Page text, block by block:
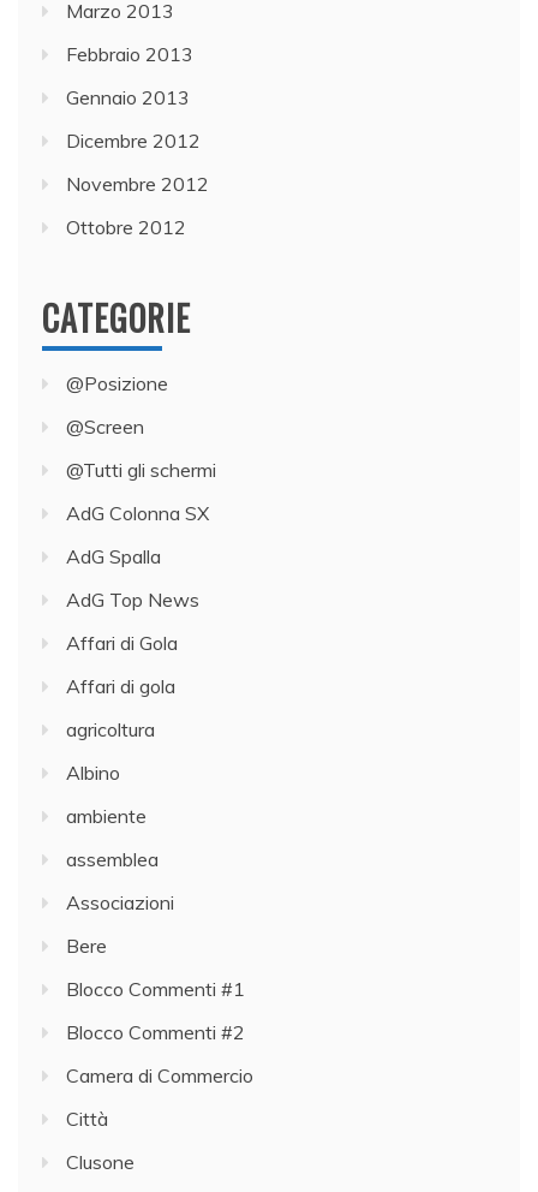
Marzo 2013
Febbraio 2013
Gennaio 2013
Dicembre 2012
Novembre 2012
Ottobre 2012
CATEGORIE
@Posizione
@Screen
@Tutti gli schermi
AdG Colonna SX
AdG Spalla
AdG Top News
Affari di Gola
Affari di gola
agricoltura
Albino
ambiente
assemblea
Associazioni
Bere
Blocco Commenti #1
Blocco Commenti #2
Camera di Commercio
Città
Clusone